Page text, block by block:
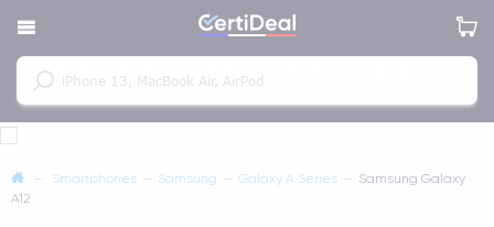
— Smartphones — Samsung — Galaxy A Series — Samsung Galaxy
A12